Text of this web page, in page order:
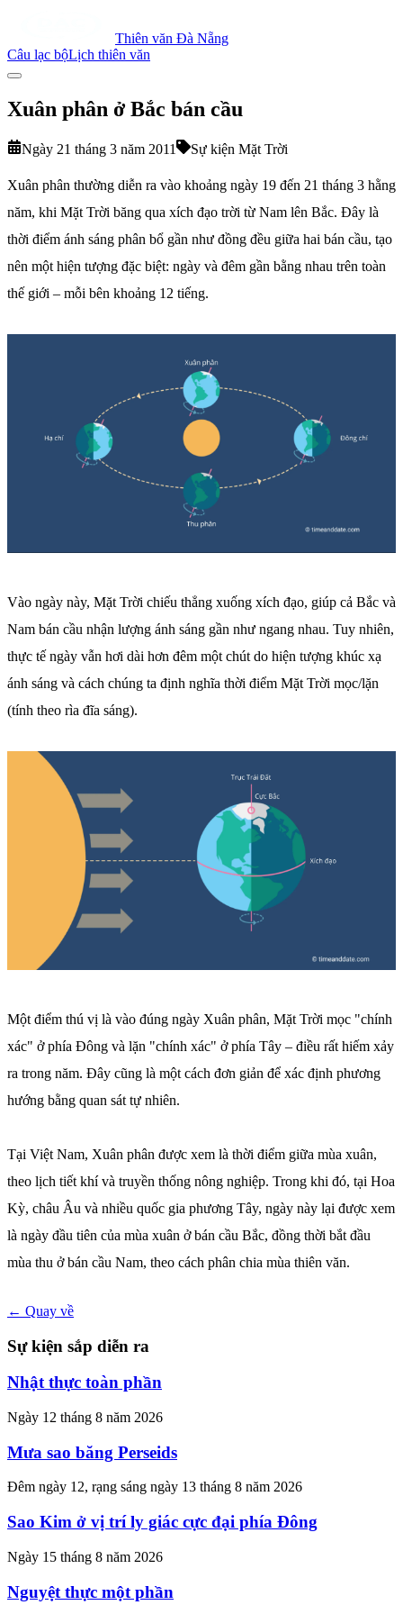
Thiên văn Đà Nẵng
Câu lạc bộLịch thiên văn
Xuân phân ở Bắc bán cầu
Ngày 21 tháng 3 năm 2011 Sự kiện Mặt Trời
Xuân phân thường diễn ra vào khoảng ngày 19 đến 21 tháng 3 hằng
năm, khi Mặt Trời băng qua xích đạo trời từ Nam lên Bắc. Đây là
thời điểm ánh sáng phân bổ gần như đồng đều giữa hai bán cầu, tạo
nên một hiện tượng đặc biệt: ngày và đêm gần bằng nhau trên toàn
thế giới – mỗi bên khoảng 12 tiếng.
Vào ngày này, Mặt Trời chiếu thẳng xuống xích đạo, giúp cả Bắc và
Nam bán cầu nhận lượng ánh sáng gần như ngang nhau. Tuy nhiên,
thực tế ngày vẫn hơi dài hơn đêm một chút do hiện tượng khúc xạ
ánh sáng và cách chúng ta định nghĩa thời điểm Mặt Trời mọc/lặn
(tính theo rìa đĩa sáng).
Một điểm thú vị là vào đúng ngày Xuân phân, Mặt Trời mọc "chính
xác" ở phía Đông và lặn "chính xác" ở phía Tây – điều rất hiếm xảy
ra trong năm. Đây cũng là một cách đơn giản để xác định phương
hướng bằng quan sát tự nhiên.
Tại Việt Nam, Xuân phân được xem là thời điểm giữa mùa xuân,
theo lịch tiết khí và truyền thống nông nghiệp. Trong khi đó, tại Hoa
Kỳ, châu Âu và nhiều quốc gia phương Tây, ngày này lại được xem
là ngày đầu tiên của mùa xuân ở bán cầu Bắc, đồng thời bắt đầu
mùa thu ở bán cầu Nam, theo cách phân chia mùa thiên văn.
← Quay về
Sự kiện sắp diễn ra
Nhật thực toàn phần
Ngày 12 tháng 8 năm 2026
Mưa sao băng Perseids
Đêm ngày 12, rạng sáng ngày 13 tháng 8 năm 2026
Sao Kim ở vị trí ly giác cực đại phía Đông
Ngày 15 tháng 8 năm 2026
Nguyệt thực một phần